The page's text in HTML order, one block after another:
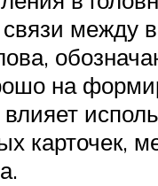
связи между
на
карточек,